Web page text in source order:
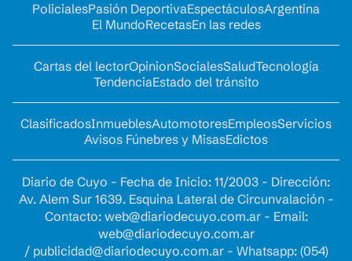
PolicialesPasión DeportivaEspectáculosArgentina
El MundoRecetasEn las redes
Cartas del lectorOpinionSocialesSaludTecnología
TendenciaEstado del tránsito
ClasificadosInmueblesAutomotoresEmpleosServicios
Avisos Fúnebres y MisasEdictos
Diario de Cuyo - Fecha de Inicio: 11/2003 - Dirección:
Av. Alem Sur 1639. Esquina Lateral de Circunvalación -
Contacto: web@diariodecuyo.com.ar- Email:
web@diariodecuyo.com.ar
/ publicidad@diariodecuyo.com.ar- Whatsapp: (054)